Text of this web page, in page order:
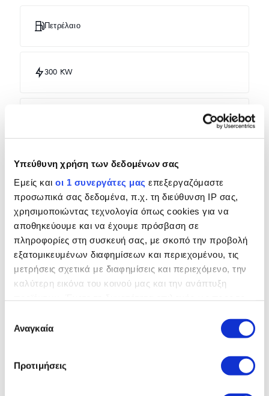
Υπεύθυνη χρήση των δεδομένων σας
Εμείς και οι 1 συνεργάτες μας επεξεργαζόμαστε
προσωπικά σας δεδομένα, π.χ. τη διεύθυνση IP σας,
χρησιμοποιώντας τεχνολογία όπως cookies για να
αποθηκεύουμε και να έχουμε πρόσβαση σε
πληροφορίες στη συσκευή σας, με σκοπό την προβολή
εξατομικευμένων διαφημίσεων και περιεχομένου, τις
μετρήσεις σχετικά με διαφημίσεις και περιεχόμενο, την
καλύτερη εικόνα του κοινού μας και την ανάπτυξη
σκοπούς.
Να συλλέξουμε πληροφορίες σχετικά με τη
συγκατάθεσης
Αναγκαία
Προτιμήσεις
Πετρέλαιο
300 KW
3.0 L
Ebony Resist seats with Ebony interior
5 kαθίσματα
ΕΞΟΠΛΙΣΜΌΣ
Στάνταρ